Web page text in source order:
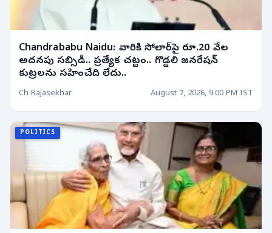
Chandrababu Naidu: వారికి సోలార్‌పై రూ.20 వేల
అదనపు సబ్సిడీ.. ప్రత్యేక చట్టం.. గొడ్డలి జనరేషన్
కుట్రలను సహించేది లేదు..
Ch Rajasekhar August 7, 2026, 9:00 PM IST
POLITICS